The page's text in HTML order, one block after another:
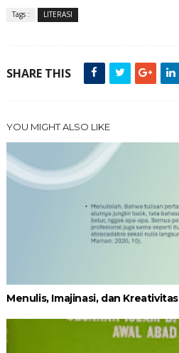
Tags : LITERASI
SHARE THIS
YOU MIGHT ALSO LIKE
Menulis, Imajinasi, dan Kreativitas